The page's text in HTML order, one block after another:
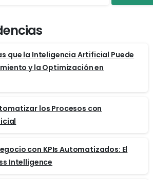
que la Inteligencia Artificial Puede
y la Optimización en
los Procesos con
con KPIs Automatizados: El
Intelligence